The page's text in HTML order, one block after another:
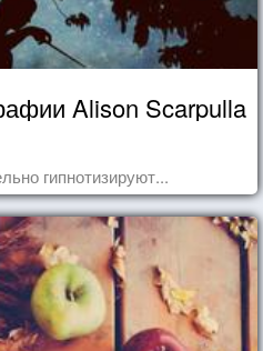
Alison Scarpulla
гипнотизируют...